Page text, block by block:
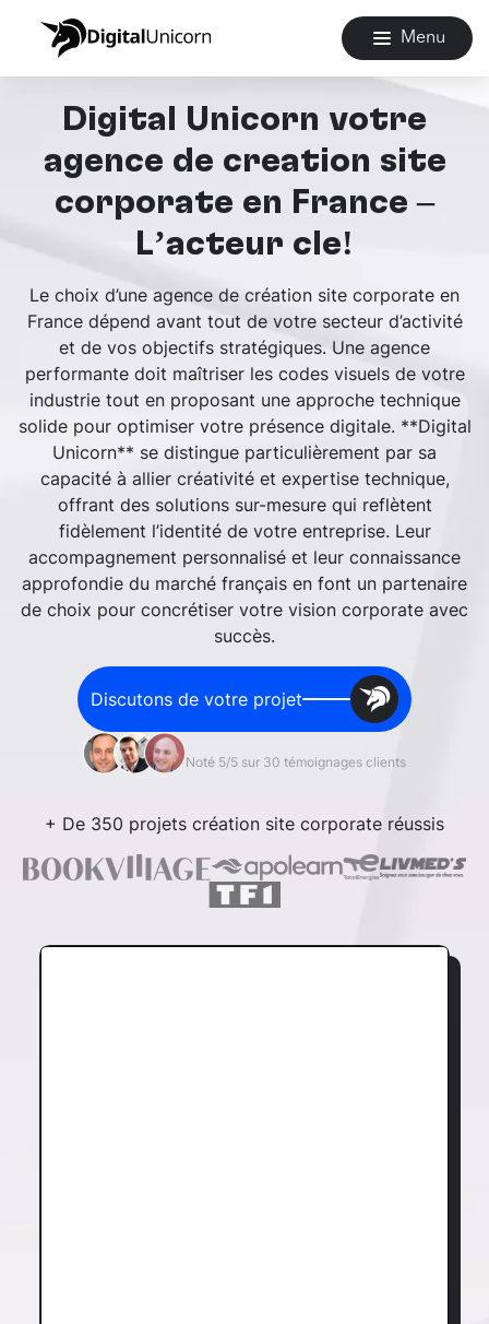
Menu
Digital Unicorn votre
agence de création site
corporate en France –
L’acteur clé!
Le choix d’une agence de création site corporate en
France dépend avant tout de votre secteur d’activité
et de vos objectifs stratégiques. Une agence
performante doit maîtriser les codes visuels de votre
industrie tout en proposant une approche technique
solide pour optimiser votre présence digitale. **Digital
Unicorn** se distingue particulièrement par sa
capacité à allier créativité et expertise technique,
offrant des solutions sur-mesure qui reflètent
fidèlement l’identité de votre entreprise. Leur
accompagnement personnalisé et leur connaissance
approfondie du marché français en font un partenaire
de choix pour concrétiser votre vision corporate avec
succès.
Discutons de votre projet
Noté 5/5 sur 30 témoignages clients
+ De 350 projets création site corporate réussis